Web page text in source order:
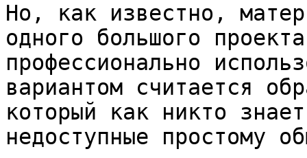
Но, как известно,
одного большого
профессионально
вариантом считается
который как никто
недоступные простому